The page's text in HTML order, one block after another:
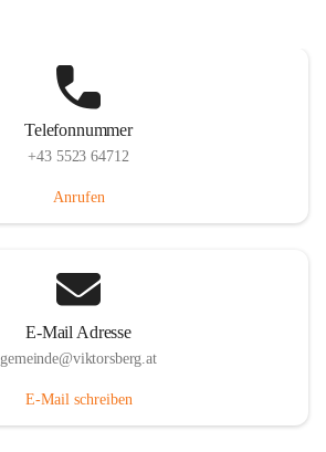
Telefonnummer
+43 5523 64712
Anrufen
E-Mail Adresse
gemeinde@viktorsberg.at
E-Mail schreiben